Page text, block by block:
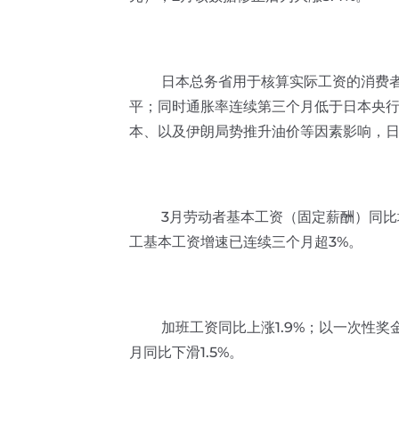
日本总务省用于核算实际工资的消费者
平；同时通胀率连续第三个月低于日本央
本、以及伊朗局势推升油价等因素影响，
3月劳动者基本工资（固定薪酬）同比
工基本工资增速已连续三个月超3%。
加班工资同比上涨1.9%；以一次性奖
月同比下滑1.5%。